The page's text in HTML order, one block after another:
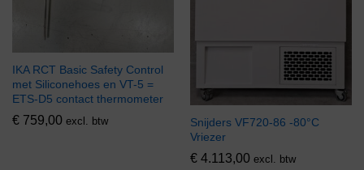
IKA RCT Basic Safety Control
met Siliconehoes en VT-5 =
ETS-D5 contact thermometer
€ 759,00 excl. btw
Snijders VF720-86 -80°C
Vriezer
€ 4.113,00 excl. btw